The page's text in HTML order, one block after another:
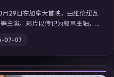
月29日在加拿大首映，由维伦纽瓦
主演。影片以传记为叙事主轴，
做出抉择；摄影与配乐强化地域
观看高清电视剧在线看」延展检
线追剧体验。
07-07